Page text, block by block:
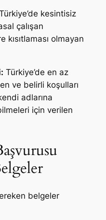
kesintisiz
çalışan
kısıtlaması olmayan
Türkiye’de en az
ve belirli koşulları
adlarına
için verilen
belgeler